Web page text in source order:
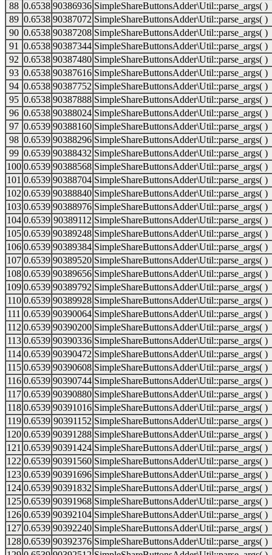
88 0.6538 90386936 SimpleShareButtonsAdder\Util::parse_args( )
89 0.6538 90387072 SimpleShareButtonsAdder\Util::parse_args( )
90 0.6538 90387208 SimpleShareButtonsAdder\Util::parse_args( )
91
0.6538 90387344 SimpleShareButtonsAdder\Util::parse_args( )
92 0.6538 90387480 SimpleShareButtonsAdder\Util::parse_args( )
93 0.6538 90387616 SimpleShareButtonsAdder\Util::parse_args( )
94 0.6538 90387752 SimpleShareButtonsAdder\Util::parse_args( )
95 0.6538 90387888 SimpleShareButtonsAdder\Util::parse_args( )
96 0.6538 90388024 SimpleShareButtonsAdder\Util::parse_args( )
97 0.6539 90388160 SimpleShareButtonsAdder\Util::parse_args( )
98 0.6539 90388296 SimpleShareButtonsAdder\Util::parse_args( )
99 0.6539 90388432 SimpleShareButtonsAdder\Util::parse_args( )
100 0.6539 90388568 SimpleShareButtonsAdder\Util::parse_args( )
101 0.6539 90388704 SimpleShareButtonsAdder\Util::parse_args( )
102 0.6539 90388840 SimpleShareButtonsAdder\Util::parse_args( )
103 0.6539 90388976 SimpleShareButtonsAdder\Util::parse_args( )
104 0.6539 90389112 SimpleShareButtonsAdder\Util::parse_args( )
105 0.6539 90389248 SimpleShareButtonsAdder\Util::parse_args( )
106 0.6539 90389384 SimpleShareButtonsAdder\Util::parse_args( )
107 0.6539 90389520 SimpleShareButtonsAdder\Util::parse_args( )
108 0.6539 90389656 SimpleShareButtonsAdder\Util::parse_args( )
109 0.6539 90389792 SimpleShareButtonsAdder\Util::parse_args( )
110 0.6539 90389928 SimpleShareButtonsAdder\Util::parse_args( )
111 0.6539 90390064 SimpleShareButtonsAdder\Util::parse_args( )
112 0.6539 90390200 SimpleShareButtonsAdder\Util::parse_args( )
113 0.6539 90390336 SimpleShareButtonsAdder\Util::parse_args( )
114 0.6539 90390472 SimpleShareButtonsAdder\Util::parse_args( )
115 0.6539 90390608 SimpleShareButtonsAdder\Util::parse_args( )
116 0.6539 90390744 SimpleShareButtonsAdder\Util::parse_args( )
117 0.6539 90390880 SimpleShareButtonsAdder\Util::parse_args( )
118 0.6539 90391016 SimpleShareButtonsAdder\Util::parse_args( )
119 0.6539 90391152 SimpleShareButtonsAdder\Util::parse_args( )
120 0.6539 90391288 SimpleShareButtonsAdder\Util::parse_args( )
121 0.6539 90391424 SimpleShareButtonsAdder\Util::parse_args( )
122 0.6539 90391560 SimpleShareButtonsAdder\Util::parse_args( )
123 0.6539 90391696 SimpleShareButtonsAdder\Util::parse_args( )
124 0.6539 90391832 SimpleShareButtonsAdder\Util::parse_args( )
125 0.6539 90391968 SimpleShareButtonsAdder\Util::parse_args( )
126 0.6539 90392104 SimpleShareButtonsAdder\Util::parse_args( )
127 0.6539 90392240 SimpleShareButtonsAdder\Util::parse_args( )
128 0.6539 90392376 SimpleShareButtonsAdder\Util::parse_args( )